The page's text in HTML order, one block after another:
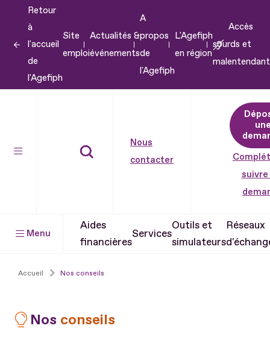
contenu
Retour
à
l'accueil
de
l'Agefiph
Site
emploi
Actualités &
événements
A
propos
de
l'Agefiph
L'Agefiph
en région
Accès
sourds et
Nous
contacter
suivre
Menu
Aides
financières
Services
Outils et
simulateurs
Réseaux
Accueil Nos conseils
Nos conseils